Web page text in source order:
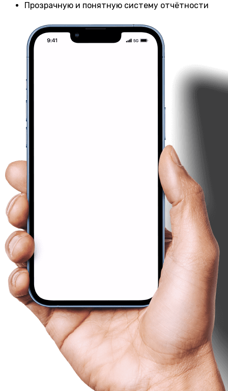
Прозрачную и понятную систему отчётности